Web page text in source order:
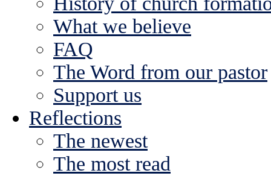
What we believe
FAQ
The Word from our pastor
Support us
Reflections
The newest
The most read